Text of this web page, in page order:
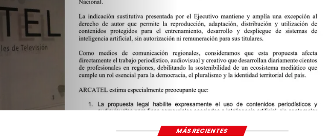
MÁS RECIENTES